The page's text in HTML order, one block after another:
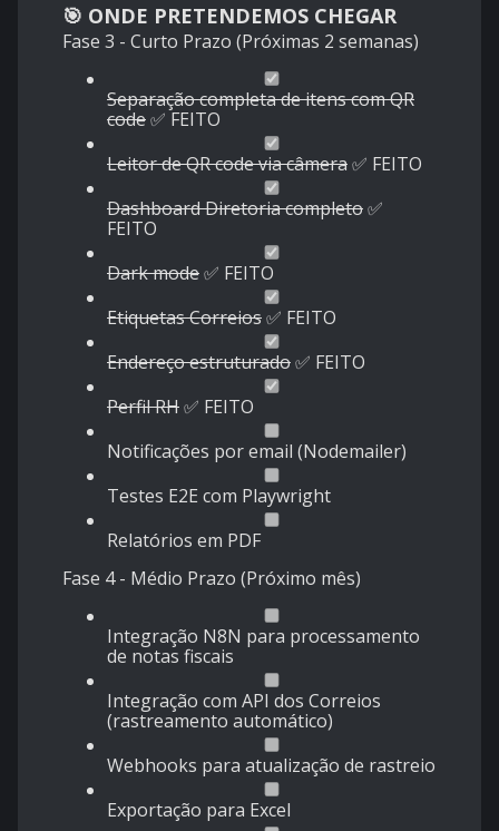
🎯 ONDE PRETENDEMOS CHEGAR
Fase 3 - Curto Prazo (Próximas 2 semanas)
Separação completa de itens com QR
code✅ FEITO
Leitor de QR code via câmera✅ FEITO
Dashboard Diretoria completo✅
FEITO
Dark mode✅ FEITO
Etiquetas Correios✅ FEITO
Endereço estruturado✅ FEITO
Perfil RH✅ FEITO
Notificações por email (Nodemailer)
Testes E2E com Playwright
Relatórios em PDF
Fase 4 - Médio Prazo (Próximo mês)
Integração N8N para processamento
de notas fiscais
Integração com API dos Correios
(rastreamento automático)
Webhooks para atualização de rastreio
Exportação para Excel